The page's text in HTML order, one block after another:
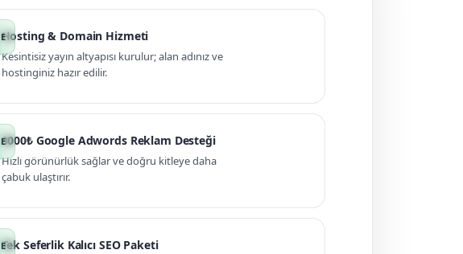
Hosting & Domain Hizmeti
Kesintisiz yayın altyapısı kurulur; alan adınız ve
hostinginiz hazır edilir.
3000₺ Google Adwords Reklam Desteği
Hızlı görünürlük sağlar ve doğru kitleye daha
çabuk ulaştırır.
Tek Seferlik Kalıcı SEO Paketi